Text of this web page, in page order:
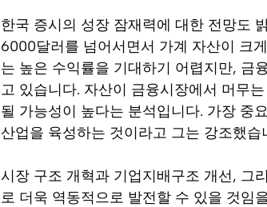
한국 증시의 성장 잠재력에 대한 전망도
6000달러를 넘어서면서 가계 자산이 크
는 높은 수익률을 기대하기 어렵지만, 금
고 있습니다. 자산이 금융시장에서 머무
될 가능성이 높다는 분석입니다. 가장 중
산업을 육성하는 것이라고 그는 강조했습
시장 구조 개혁과 기업지배구조 개선, 그
로 더욱 역동적으로 발전할 수 있을 것임